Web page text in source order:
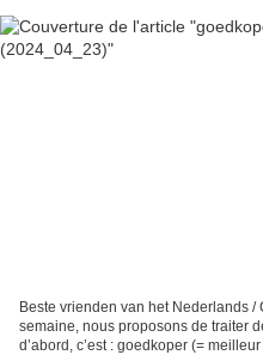
Beste vrienden van het Nederlands
semaine, nous proposons de traiter
d’abord, c’est : goedkoper (=